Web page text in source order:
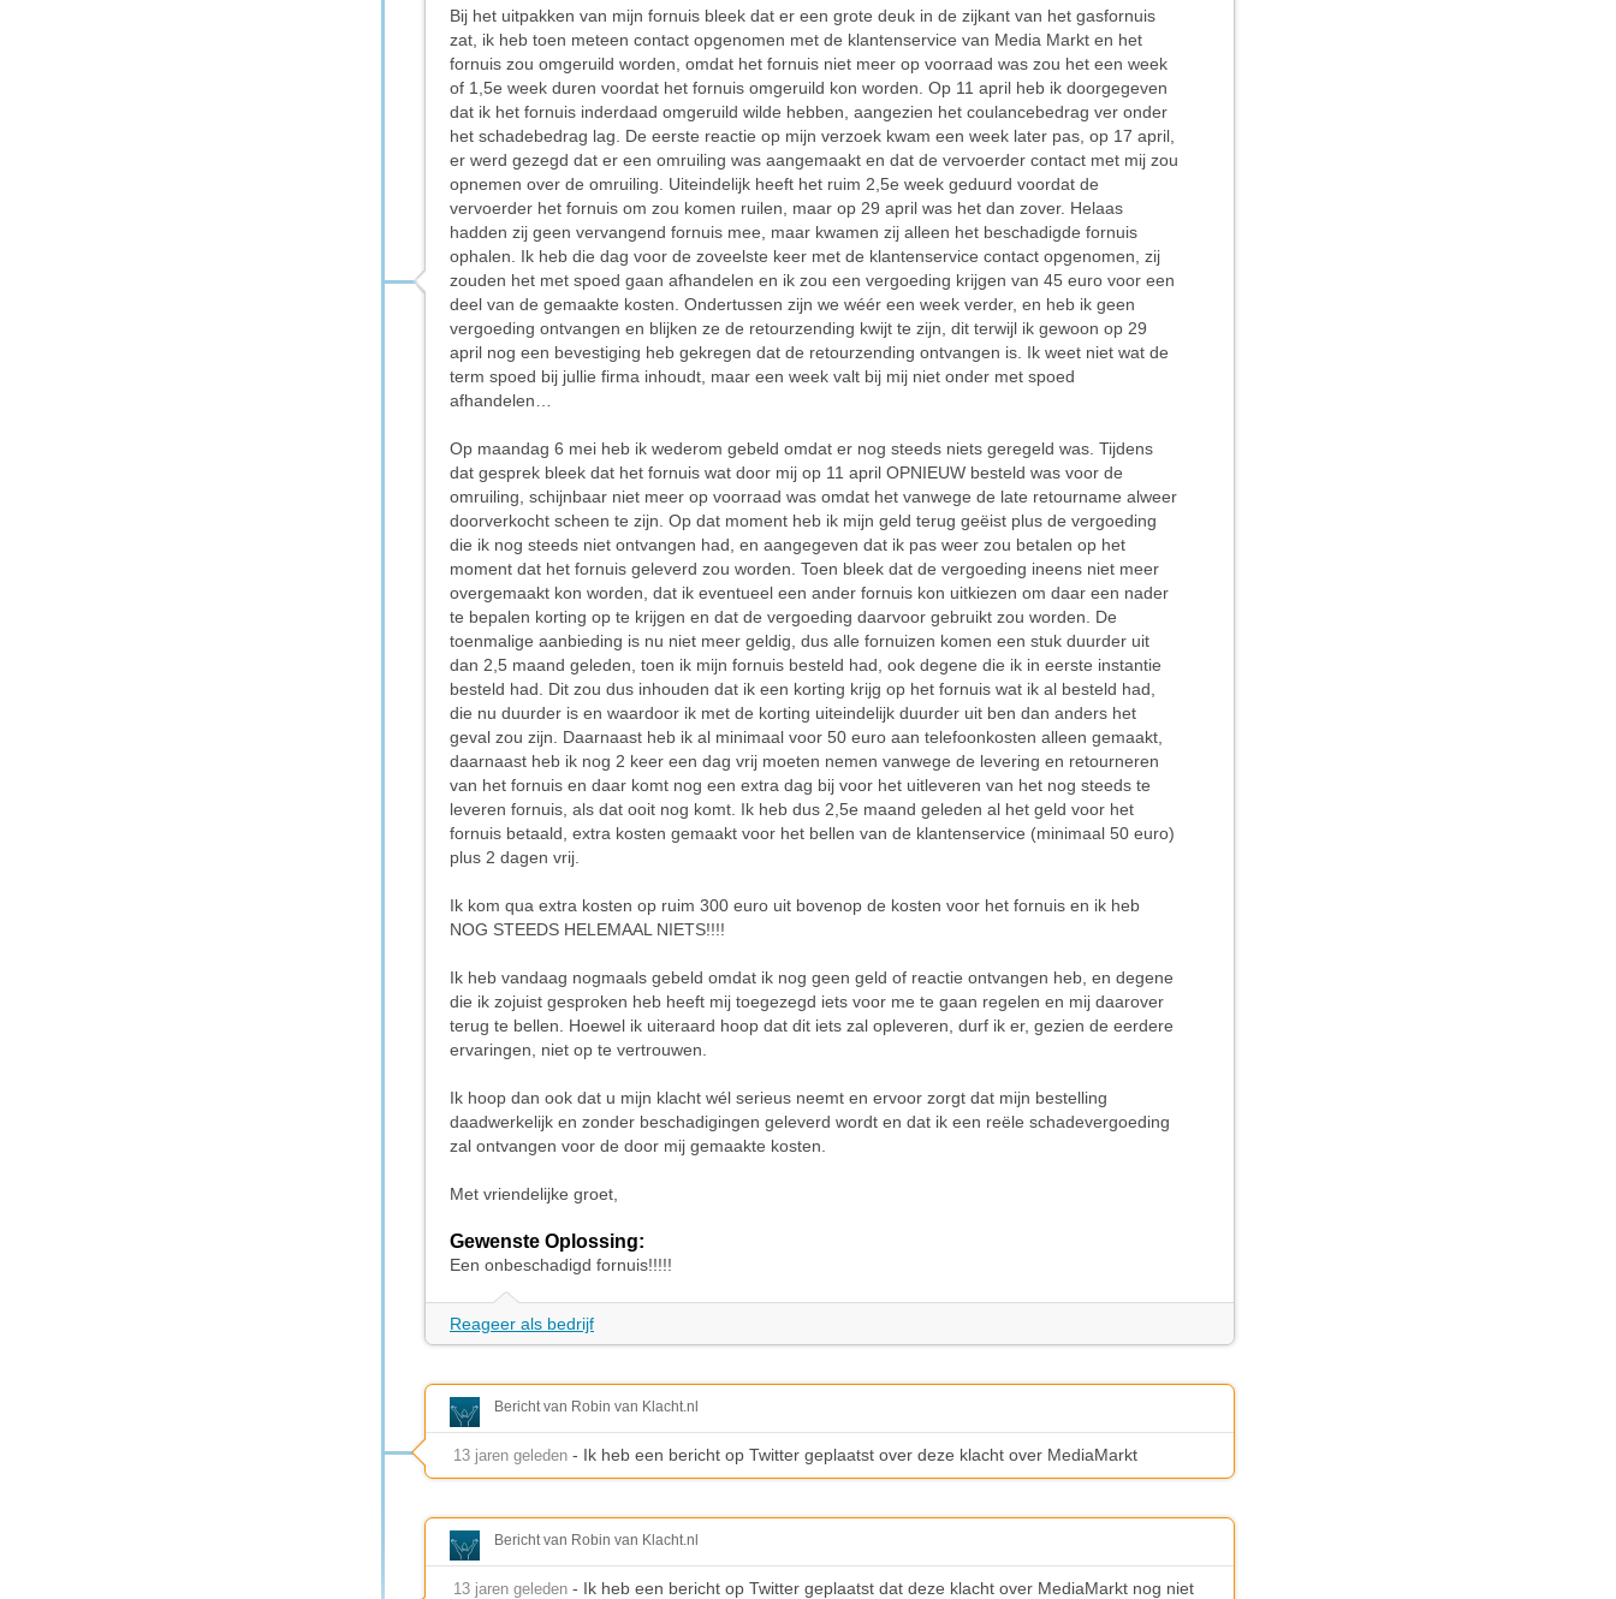
Bij het uitpakken van mijn fornuis bleek dat er een grote deuk in de zijkant van het gasfornuis
zat, ik heb toen meteen contact opgenomen met de klantenservice van Media Markt en het
fornuis zou omgeruild worden, omdat het fornuis niet meer op voorraad was zou het een week
of 1,5e week duren voordat het fornuis omgeruild kon worden. Op 11 april heb ik doorgegeven
dat ik het fornuis inderdaad omgeruild wilde hebben, aangezien het coulancebedrag ver onder
het schadebedrag lag. De eerste reactie op mijn verzoek kwam een week later pas, op 17 april,
er werd gezegd dat er een omruiling was aangemaakt en dat de vervoerder contact met mij zou
opnemen over de omruiling. Uiteindelijk heeft het ruim 2,5e week geduurd voordat de
vervoerder het fornuis om zou komen ruilen, maar op 29 april was het dan zover. Helaas
hadden zij geen vervangend fornuis mee, maar kwamen zij alleen het beschadigde fornuis
ophalen. Ik heb die dag voor de zoveelste keer met de klantenservice contact opgenomen, zij
zouden het met spoed gaan afhandelen en ik zou een vergoeding krijgen van 45 euro voor een
deel van de gemaakte kosten. Ondertussen zijn we wéér een week verder, en heb ik geen
vergoeding ontvangen en blijken ze de retourzending kwijt te zijn, dit terwijl ik gewoon op 29
april nog een bevestiging heb gekregen dat de retourzending ontvangen is. Ik weet niet wat de
term spoed bij jullie firma inhoudt, maar een week valt bij mij niet onder met spoed
afhandelen…
Op maandag 6 mei heb ik wederom gebeld omdat er nog steeds niets geregeld was. Tijdens
dat gesprek bleek dat het fornuis wat door mij op 11 april OPNIEUW besteld was voor de
omruiling, schijnbaar niet meer op voorraad was omdat het vanwege de late retourname alweer
doorverkocht scheen te zijn. Op dat moment heb ik mijn geld terug geëist plus de vergoeding
die ik nog steeds niet ontvangen had, en aangegeven dat ik pas weer zou betalen op het
moment dat het fornuis geleverd zou worden. Toen bleek dat de vergoeding ineens niet meer
overgemaakt kon worden, dat ik eventueel een ander fornuis kon uitkiezen om daar een nader
te bepalen korting op te krijgen en dat de vergoeding daarvoor gebruikt zou worden. De
toenmalige aanbieding is nu niet meer geldig, dus alle fornuizen komen een stuk duurder uit
dan 2,5 maand geleden, toen ik mijn fornuis besteld had, ook degene die ik in eerste instantie
besteld had. Dit zou dus inhouden dat ik een korting krijg op het fornuis wat ik al besteld had,
die nu duurder is en waardoor ik met de korting uiteindelijk duurder uit ben dan anders het
geval zou zijn. Daarnaast heb ik al minimaal voor 50 euro aan telefoonkosten alleen gemaakt,
daarnaast heb ik nog 2 keer een dag vrij moeten nemen vanwege de levering en retourneren
van het fornuis en daar komt nog een extra dag bij voor het uitleveren van het nog steeds te
leveren fornuis, als dat ooit nog komt. Ik heb dus 2,5e maand geleden al het geld voor het
fornuis betaald, extra kosten gemaakt voor het bellen van de klantenservice (minimaal 50 euro)
plus 2 dagen vrij.
Ik kom qua extra kosten op ruim 300 euro uit bovenop de kosten voor het fornuis en ik heb
NOG STEEDS HELEMAAL NIETS!!!!
Ik heb vandaag nogmaals gebeld omdat ik nog geen geld of reactie ontvangen heb, en degene
die ik zojuist gesproken heb heeft mij toegezegd iets voor me te gaan regelen en mij daarover
terug te bellen. Hoewel ik uiteraard hoop dat dit iets zal opleveren, durf ik er, gezien de eerdere
ervaringen, niet op te vertrouwen.
Ik hoop dan ook dat u mijn klacht wél serieus neemt en ervoor zorgt dat mijn bestelling
daadwerkelijk en zonder beschadigingen geleverd wordt en dat ik een reële schadevergoeding
zal ontvangen voor de door mij gemaakte kosten.
Met vriendelijke groet,
Gewenste Oplossing:
Een onbeschadigd fornuis!!!!!
Reageer als bedrijf
Bericht van Robin van Klacht.nl
13 jaren geleden - Ik heb een bericht op Twitter geplaatst over deze klacht over MediaMarkt
Bericht van Robin van Klacht.nl
13 jaren geleden - Ik heb een bericht op Twitter geplaatst dat deze klacht over MediaMarkt nog niet